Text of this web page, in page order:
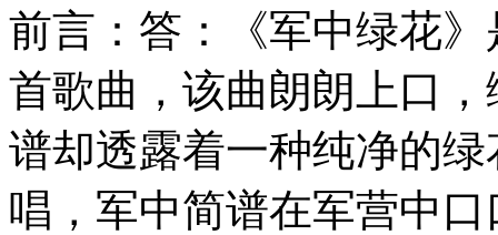
前言：答：《军中绿花
首歌曲，该曲朗朗上口
谱却透露着一种纯净的
唱，军中简谱在军营中